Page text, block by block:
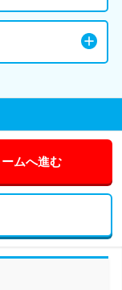
ムへ進む